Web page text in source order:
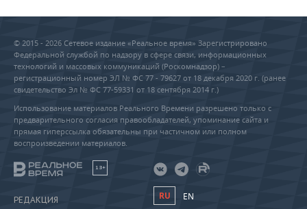
© 2015 - 2026 Сетевое издание «Реальное время» Зарегистрировано
Федеральной службой по надзору в сфере связи, информационных
технологий и массовых коммуникаций (Роскомнадзор) –
регистрационный номер ЭЛ № ФС 77 - 79627 от 18 декабря 2020 г. (ранее
свидетельство Эл № ФС 77-59331 от 18 сентября 2014 г.)
Использование материалов Реального Времени разрешено только с
предварительного согласия правообладателей, упоминание сайта и
прямая гиперссылка обязательны при частичном или полном
воспроизведении материалов.
18+
РЕДАКЦИЯ RU EN